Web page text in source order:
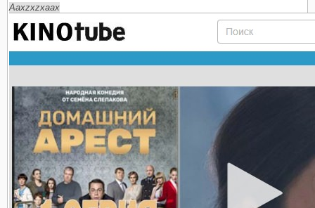
Aaxzxzxaax